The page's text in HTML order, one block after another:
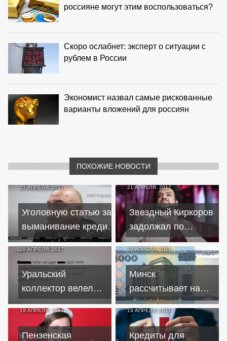
россияне могут этим воспользоваться?
Скоро ослабнет: эксперт о ситуации с
рублем в России
Экономист назвал самые рискованные
варианты вложений для россиян
ПОХОЖИЕ НОВОСТИ
21 АПРЕЛЯ, 2017
Уголовную статью за
выманивание кредита
или субсидии могут
декриминализировать
21 АПРЕЛЯ, 2017
Звездный Киркоров
задолжал по
кредитам более 25
миллионов
20 АПРЕЛЯ, 2017
Уральский
коллектор велел
женщине
заказывать гроб из-
за кредита отчима
19 АПРЕЛЯ, 2017
Минск
рассчитывает на
кредиты от
международных
доноров
19 АПРЕЛЯ, 2017
Пензенская
19 АПРЕЛЯ, 2017
Кредиты для